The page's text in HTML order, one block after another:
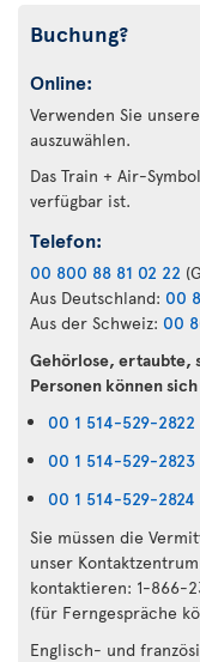
Buchung?
Online:
Verwenden Sie
auszuwählen.
Das Train + Air-Symbol
verfügbar ist.
Telefon:
00 800 88 81 02 22
Aus Deutschland: 00
Aus der Schweiz: 00
Gehörlose, ertaubte,
Personen können
00 1 514-529-2822
00 1 514-529-2823
00 1 514-529-2824
Sie müssen die
unser
kontaktieren: 1-866-
(für Ferngespräche
Englisch- und